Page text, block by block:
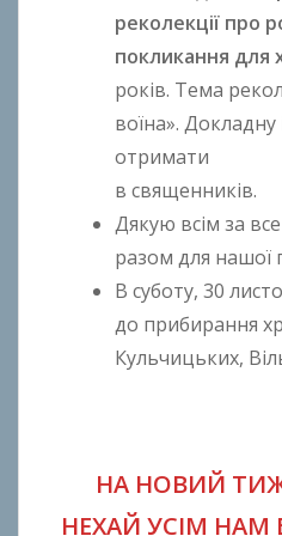
реколекції про
покликання для
років. Тема
воїна».
отримати
в священників.
Дякую всім за
разом для нашої
В суботу, 30
до прибирання
Кульчицьких,
НА НОВИЙ
НЕХАЙ УСІМ